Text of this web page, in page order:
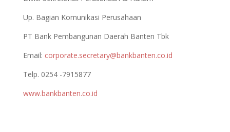
Up. Bagian Komunikasi Perusahaan
PT Bank Pembangunan Daerah Banten Tbk
Email: corporate.secretary@bankbanten.co.id
Telp. 0254 -7915877
www.bankbanten.co.id